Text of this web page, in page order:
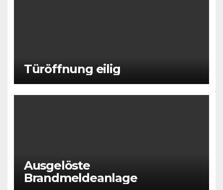
Türöffnung eilig
Ausgelöste
Brandmeldeanlage